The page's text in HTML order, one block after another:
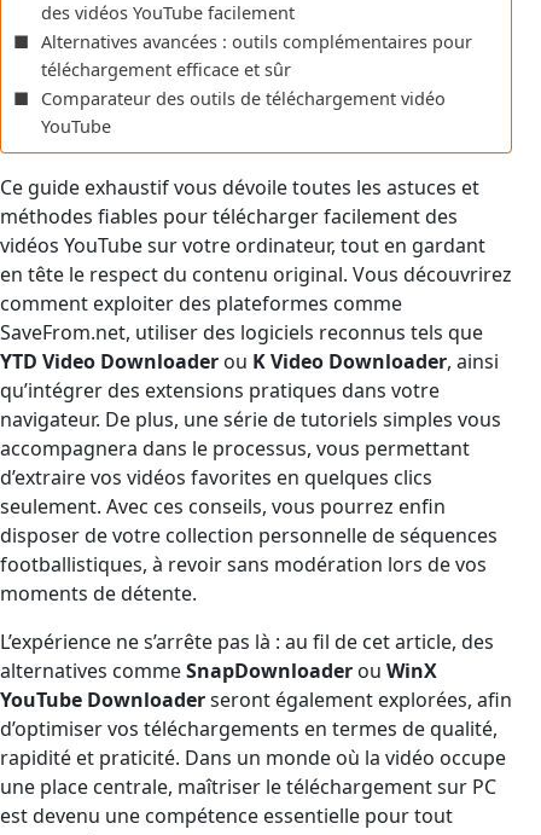
des vidéos YouTube facilement
Alternatives avancées : outils complémentaires pour
téléchargement efficace et sûr
Comparateur des outils de téléchargement vidéo
YouTube
Ce guide exhaustif vous dévoile toutes les astuces et
méthodes fiables pour télécharger facilement des
vidéos YouTube sur votre ordinateur, tout en gardant
en tête le respect du contenu original. Vous découvrirez
comment exploiter des plateformes comme
SaveFrom.net, utiliser des logiciels reconnus tels que
YTD Video Downloader ou K Video Downloader, ainsi
qu’intégrer des extensions pratiques dans votre
navigateur. De plus, une série de tutoriels simples vous
accompagnera dans le processus, vous permettant
d’extraire vos vidéos favorites en quelques clics
seulement. Avec ces conseils, vous pourrez enfin
disposer de votre collection personnelle de séquences
footballistiques, à revoir sans modération lors de vos
moments de détente.
L’expérience ne s’arrête pas là : au fil de cet article, des
alternatives commeSnapDownloader ou WinX
YouTube Downloaderseront également explorées, afin
d’optimiser vos téléchargements en termes de qualité,
rapidité et praticité. Dans un monde où la vidéo occupe
une place centrale, maîtriser le téléchargement sur PC
est devenu une compétence essentielle pour tout